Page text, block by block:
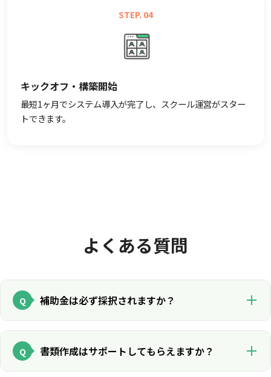
STEP. 04
キックオフ・構築開始
最短1ヶ月でシステム導入が完了し、スクール運営がスター
トできます。
よくある質問
Q 補助金は必ず採択されますか？
必ずではありませんが、要件に沿って準備すれば採択の可能
性は十分あります。
Q 書類作成はサポートしてもらえますか？